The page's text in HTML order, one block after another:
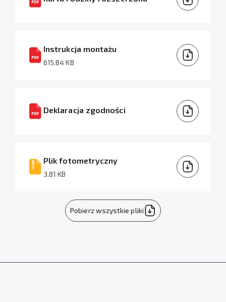
Instrukcja montażu
615.84 KB
Deklaracja zgodności
Plik fotometryczny
3.81 KB
Pobierz wszystkie pliki